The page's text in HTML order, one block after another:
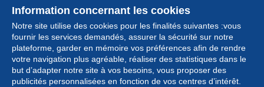
Information concernant les cookies
Notre site utilise des cookies pour les finalités suivantes :vous
fournir les services demandés, assurer la sécurité sur notre
plateforme, garder en mémoire vos préférences afin de rendre
votre navigation plus agréable, réaliser des statistiques dans le
but d’adapter notre site à vos besoins, vous proposer des
publicités personnalisées en fonction de vos centres d’intérêt.
Collection